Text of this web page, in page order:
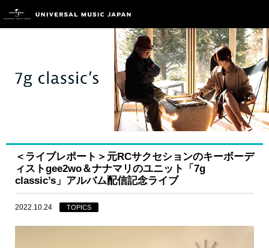
＜ライブレポート＞元RCサクセションのキーボーデ
ィストgee2wo＆ナナマリのユニット「7g
classic’s」アルバム配信記念ライブ
2022.10.24 TOPICS